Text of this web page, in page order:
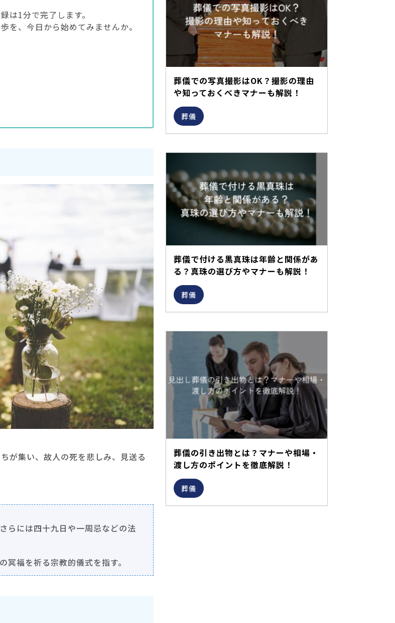
は1分で完了します。
を、今日から始めてみませんか。
が集い、故人の死を悲しみ、見送る
らには四十九日や一周忌などの法
福を祈る宗教的儀式を指す。
葬儀での写真撮影はOK？撮影の理由
や知っておくべきマナーも解説！
葬儀
葬儀で付ける黒真珠は年齢と関係があ
る？真珠の選び方やマナーも解説！
葬儀
葬儀の引き出物とは？マナーや相場・
渡し方のポイントを徹底解説！
葬儀